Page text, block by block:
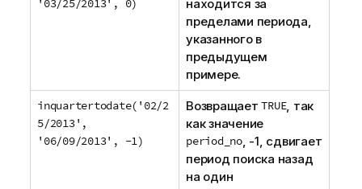
'03/25/2013', 0)
находится за
пределами периода,
указанного в
предыдущем
примере.
inquartertodate('02/2
5/2013',
'06/09/2013', -1)
ВозвращаетTRUE, так
как значение
period_no, -1, сдвигает
период поиска назад
на один